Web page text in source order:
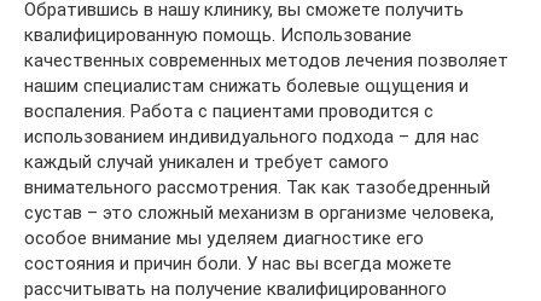
Обратившись в нашу клинику, вы сможете получить
квалифицированную помощь. Использование
качественных современных методов лечения позволяет
нашим специалистам снижать болевые ощущения и
воспаления. Работа с пациентами проводится с
использованием индивидуального подхода – для нас
каждый случай уникален и требует самого
внимательного рассмотрения. Так как тазобедренный
сустав – это сложный механизм в организме человека,
особое внимание мы уделяем диагностике его
состояния и причин боли. У нас вы всегда можете
рассчитывать на получение квалифицированного